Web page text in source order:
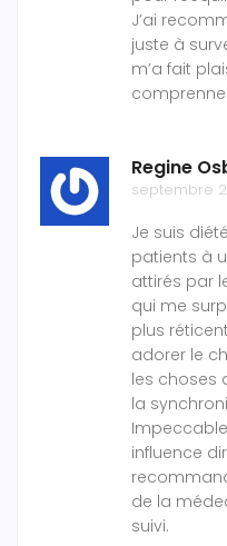
J’ai
juste à
m’a fait
Regine
septembre
Je suis
patients à
attirés par
qui me
plus
adorer le
les choses
la
influence
de la
suivi.